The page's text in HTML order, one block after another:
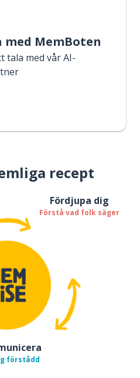
med MemBoten
tala med vår AI-
recept
Fördjupa dig
Förstå vad folk säger
förstådd